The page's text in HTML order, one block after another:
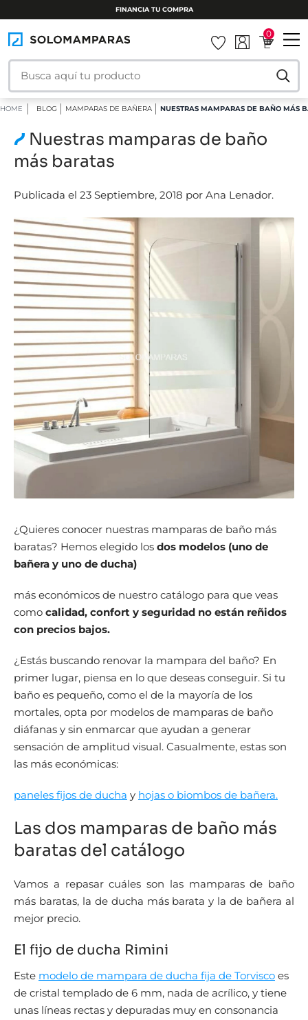
0
HOME BLOG MAMPARAS DE BAÑERA NUESTRAS MAMPARAS DE BAÑO MÁS
Nuestras mamparas de baño
más baratas
Publicada el 23 Septiembre, 2018 por Ana Lenador.
¿Quieres conocer nuestras mamparas de baño más
baratas? Hemos elegido los dos modelos (uno de
bañera y uno de ducha)
más económicos de nuestro catálogo para que veas
como calidad, confort y seguridad no están reñidos
con precios bajos.
¿Estás buscando renovar la mampara del baño? En
primer lugar, piensa en lo que deseas conseguir. Si tu
baño es pequeño, como el de la mayoría de los
mortales, opta por modelos de mamparas de baño
diáfanas y sin enmarcar que ayudan a generar
sensación de amplitud visual. Casualmente, estas son
las más económicas:
paneles fijos de ducha y hojas o biombos de bañera.
Las dos mamparas de baño más
baratas del catálogo
Vamos a repasar cuáles son las mamparas de baño
más baratas, la de ducha más barata y la de bañera al
mejor precio.
El fijo de ducha Rimini
Este modelo de mampara de ducha fija de Torvisco es
de cristal templado de 6 mm, nada de acrílico, y tiene
unas líneas rectas y depuradas muy en consonancia